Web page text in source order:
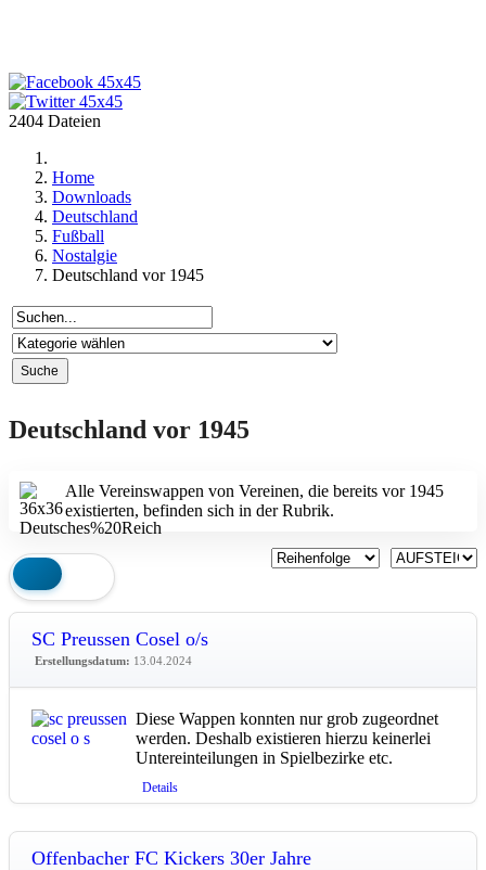
2404 Dateien
Home
Downloads
Deutschland
Fußball
Nostalgie
Deutschland vor 1945
Deutschland vor 1945
Alle Vereinswappen von Vereinen, die bereits vor 1945
existierten, befinden sich in der Rubrik.
SC Preussen Cosel o/s
Erstellungsdatum: 13.04.2024
Diese Wappen konnten nur grob zugeordnet
werden. Deshalb existieren hierzu keinerlei
Untereinteilungen in Spielbezirke etc.
Details
Offenbacher FC Kickers 30er Jahre